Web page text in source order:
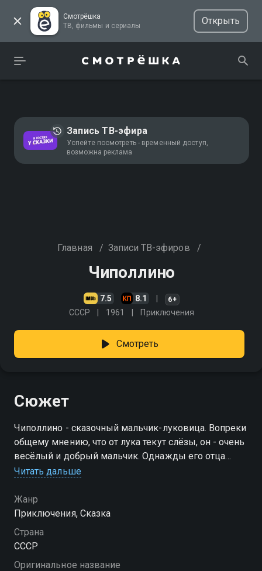
Смотрёшка
ТВ, фильмы и сериалы
Открыть
Запись ТВ-эфира
Успейте посмотреть - временный доступ,
возможна реклама
Главная / Записи ТВ-эфиров /
Чиполлино
7.5 8.1 6+
СССР 1961 Приключения
Смотреть
Сюжет
Чиполлино - сказочный мальчик-луковица. Вопреки
общему мнению, что от лука текут слёзы, он - очень
весёлый и добрый мальчик. Однажды его отца
сажают в тюрьму. Чиполлино решает любой ценой
Читать дальше
Жанр
Приключения, Сказка
Страна
СССР
Оригинальное название